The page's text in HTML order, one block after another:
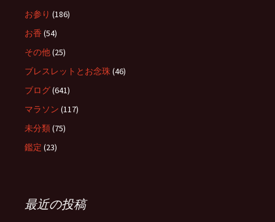
お参り (186)
お香 (54)
その他(25)
ブレスレットとお念珠(46)
ブログ(641)
マラソン (117)
未分類(75)
鑑定 (23)
最近の投稿